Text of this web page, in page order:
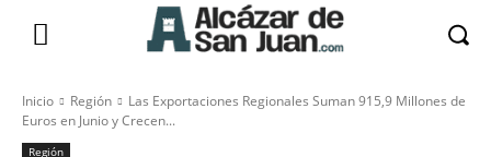
Inicio Región
Las Exportaciones Regionales Suman 915,9 Millones de
Euros en Junio y Crecen...
Región